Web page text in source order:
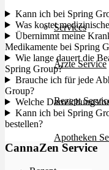
Services
Ärzte Service
Rezept
Apotheken
Kann ich bei Spring
Was kostet
Übernimmt meine
Medikamente bei Spring
Wie lange dauert die
Spring Group?
Brauche ich für jede
Group?
Welche
Kann ich bei Spring
bestellen?
CannaZen Service